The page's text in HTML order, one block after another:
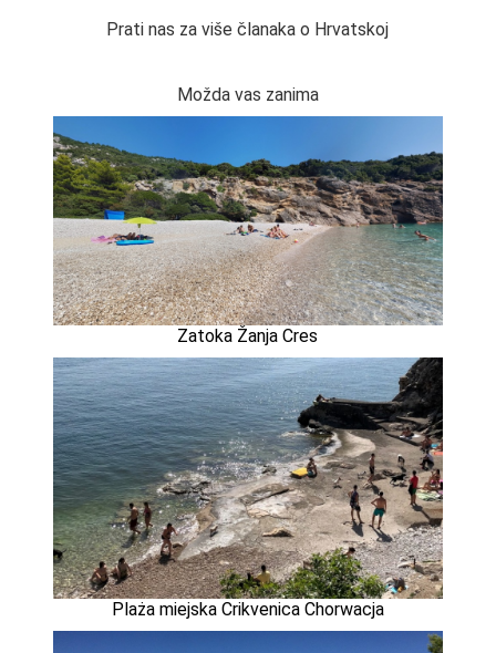
Prati nas za više članaka o Hrvatskoj
Možda vas zanima
Zatoka Žanja Cres
Plaża miejska Crikvenica Chorwacja